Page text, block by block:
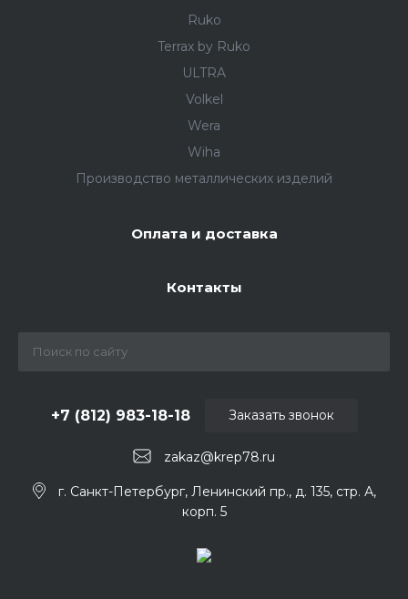
Ruko
Terrax by Ruko
ULTRA
Volkel
Wera
Wiha
Производство металлических изделий
Оплата и доставка
Контакты
zakaz@krep78.ru
+7 (812) 983-18-18
г. Санкт-Петербург, Ленинский пр., д. 135, стр. А,
корп. 5
Заказать звонок